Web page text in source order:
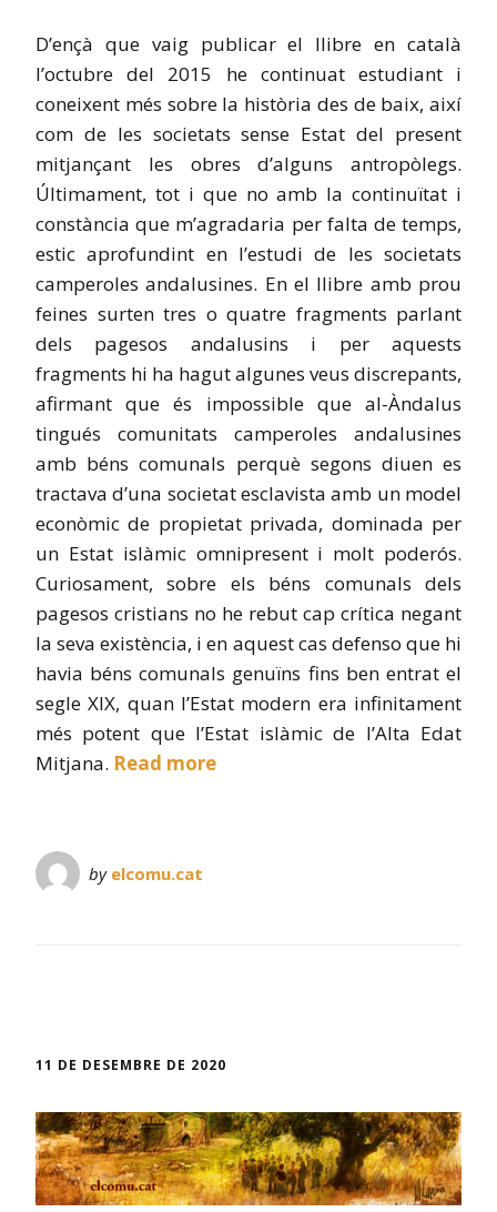
D’ençà que vaig publicar el llibre en català
l’octubre del 2015 he continuat estudiant i
coneixent més sobre la història des de baix, així
com de les societats sense Estat del present
mitjançant les obres d’alguns antropòlegs.
Últimament, tot i que no amb la continuïtat i
constància que m’agradaria per falta de temps,
estic aprofundint en l’estudi de les societats
camperoles andalusines. En el llibre amb prou
feines surten tres o quatre fragments parlant
dels pagesos andalusins i per aquests
fragments hi ha hagut algunes veus discrepants,
afirmant que és impossible que al-Àndalus
tingués comunitats camperoles andalusines
amb béns comunals perquè segons diuen es
tractava d’una societat esclavista amb un model
econòmic de propietat privada, dominada per
un Estat islàmic omnipresent i molt poderós.
Curiosament, sobre els béns comunals dels
pagesos cristians no he rebut cap crítica negant
la seva existència, i en aquest cas defenso que hi
havia béns comunals genuïns fins ben entrat el
segle XIX, quan l’Estat modern era infinitament
més potent que l’Estat islàmic de l’Alta Edat
Mitjana. Read more
by elcomu.cat
11 DE DESEMBRE DE 2020